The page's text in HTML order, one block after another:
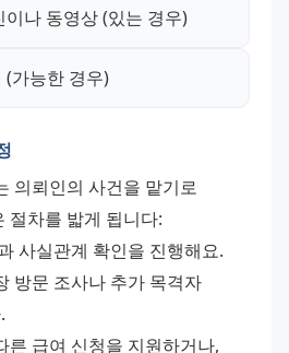
나 동영상 (있는 경우)
(가능한 경우)
의뢰인의 사건을 맡기로
절차를 밟게 됩니다:
사실관계 확인을 진행해요.
방문 조사나 추가 목격자
른 급여 신청을 지원하거나,